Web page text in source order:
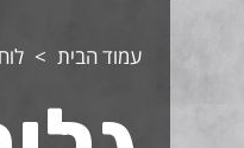
עמוד הבית